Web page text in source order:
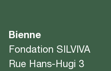
Bienne
Fondation SILVIVA
Rue Hans-Hugi 3